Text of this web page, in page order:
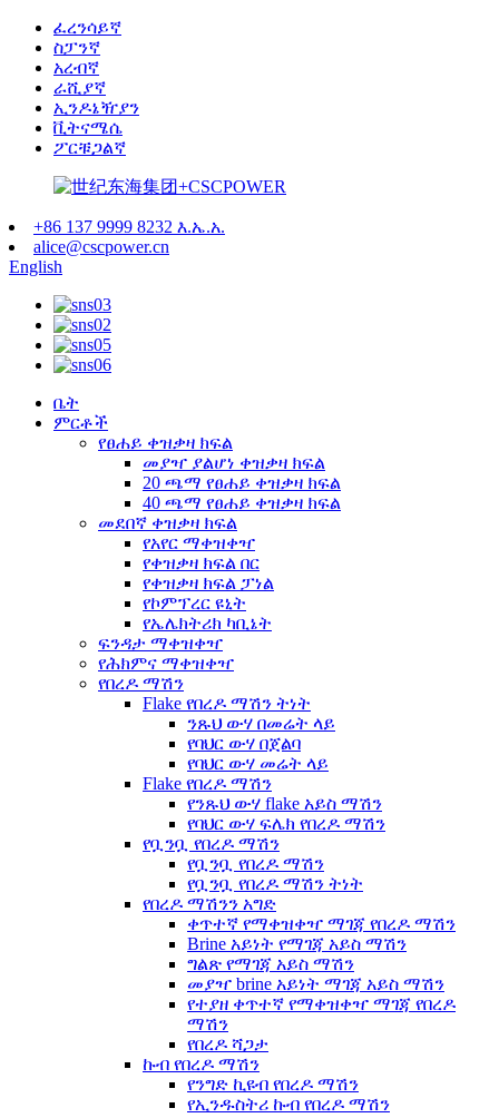
ፈረንሳይኛ
ስፓንኛ
አረብኛ
ራሺያኛ
ኢንዶኔዥያን
ቪትናሜሴ
ፖርቹጋልኛ
+86 137 9999 8232 እ.ኤ.አ.
alice@cscpower.cn
English
ቤት
ምርቶች
የፀሐይ ቀዝቃዛ ክፍል
መያዣ ያልሆነ ቀዝቃዛ ክፍል
20 ጫማ የፀሐይ ቀዝቃዛ ክፍል
40 ጫማ የፀሐይ ቀዝቃዛ ክፍል
መደበኛ ቀዝቃዛ ክፍል
የአየር ማቀዝቀዣ
የቀዝቃዛ ክፍል በር
የቀዝቃዛ ክፍል ፓነል
የኮምፕረር ዩኒት
የኤሌክትሪክ ካቢኔት
ፍንዳታ ማቀዝቀዣ
የሕክምና ማቀዝቀዣ
የበረዶ ማሽን
Flake የበረዶ ማሽን ትነት
ንጹህ ውሃ በመሬት ላይ
የባህር ውሃ በጀልባ
የባህር ውሃ መሬት ላይ
Flake የበረዶ ማሽን
የንጹህ ውሃ flake አይስ ማሽን
የባህር ውሃ ፍሌክ የበረዶ ማሽን
የቧንቧ የበረዶ ማሽን
የቧንቧ የበረዶ ማሽን
የቧንቧ የበረዶ ማሽን ትነት
የበረዶ ማሽንን አግድ
ቀጥተኛ የማቀዝቀዣ ማገጃ የበረዶ ማሽን
Brine አይነት የማገጃ አይስ ማሽን
ግልጽ የማገጃ አይስ ማሽን
መያዣ brine አይነት ማገጃ አይስ ማሽን
የተያዘ ቀጥተኛ የማቀዝቀዣ ማገጃ የበረዶ
ማሽን
የበረዶ ሻጋታ
ኩብ የበረዶ ማሽን
የንግድ ኪዩብ የበረዶ ማሽን
የኢንዱስትሪ ኩብ የበረዶ ማሽን